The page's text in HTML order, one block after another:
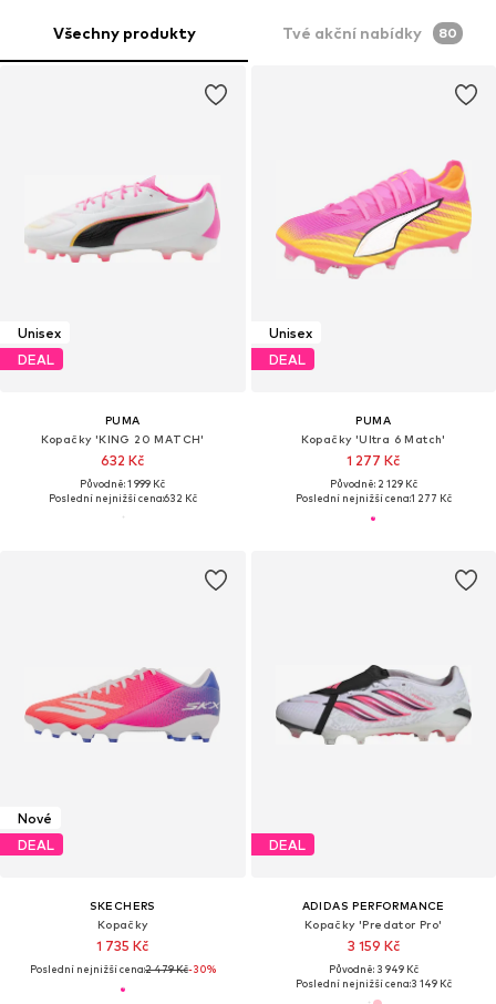
Všechny produkty Tvé akční nabídky 80
Unisex
DEAL
PUMA
Kopačky 'KING 20 MATCH'
632 Kč
Původně: 1 999 Kč
Poslední nejnižší cena:632 Kč
Unisex
DEAL
PUMA
Kopačky 'Ultra 6 Match'
1 277 Kč
Původně: 2 129 Kč
Poslední nejnižší cena:1 277 Kč
Nové
DEAL
SKECHERS
Kopačky
1 735 Kč
Poslední nejnižší cena:2 479 Kč-30%
DEAL
ADIDAS PERFORMANCE
Kopačky 'Predator Pro'
3 159 Kč
Původně: 3 949 Kč
Poslední nejnižší cena:3 149 Kč